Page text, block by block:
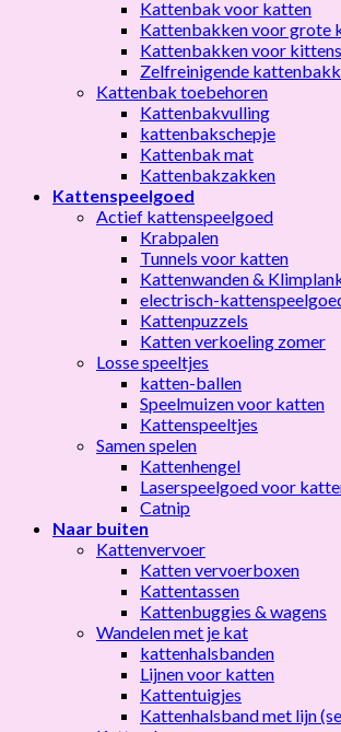
Kattenbak voor katten
Kattenbakken voor grote
Kattenbakken voor kittens
Zelfreinigende
Kattenbak toebehoren
Kattenbakvulling
kattenbakschepje
Kattenbak mat
Kattenbakzakken
Kattenspeelgoed
Actief kattenspeelgoed
Krabpalen
Tunnels voor katten
Kattenwanden &
electrisch-
Kattenpuzzels
Katten verkoeling zomer
Losse speeltjes
katten-ballen
Speelmuizen voor katten
Kattenspeeltjes
Samen spelen
Kattenhengel
Laserspeelgoed voor
Catnip
Naar buiten
Kattenvervoer
Katten vervoerboxen
Kattentassen
Kattenbuggies & wagens
Wandelen met je kat
kattenhalsbanden
Lijnen voor katten
Kattentuigjes
Kattenhalsband met lijn